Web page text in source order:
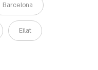
Barcelona
Eilat